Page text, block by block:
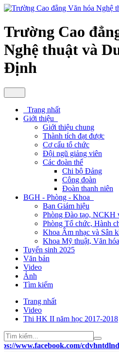
Trường Cao
Nghệ thuật và
Định
Trang nhất
Giới thiệu
Giới thiệu chung
Thành tích đạt được
Cơ cấu tổ chức
Đội ngũ giảng viên
Các đoàn thể
Chi bộ Đảng
Công đoàn
Đoàn thanh niên
BGH - Phòng - Khoa
Ban Giám hiệu
Phòng Đào tạo, NCKH
Phòng Tổ chức, Hành
Khoa Âm nhạc và Sân
Khoa Mỹ thuật, Văn
Tuyển sinh 2025
Văn bản
Video
Ảnh
Tìm kiếm
Trang nhất
Video
Thi HK II năm học 2017-2018
cdvhntdlnd